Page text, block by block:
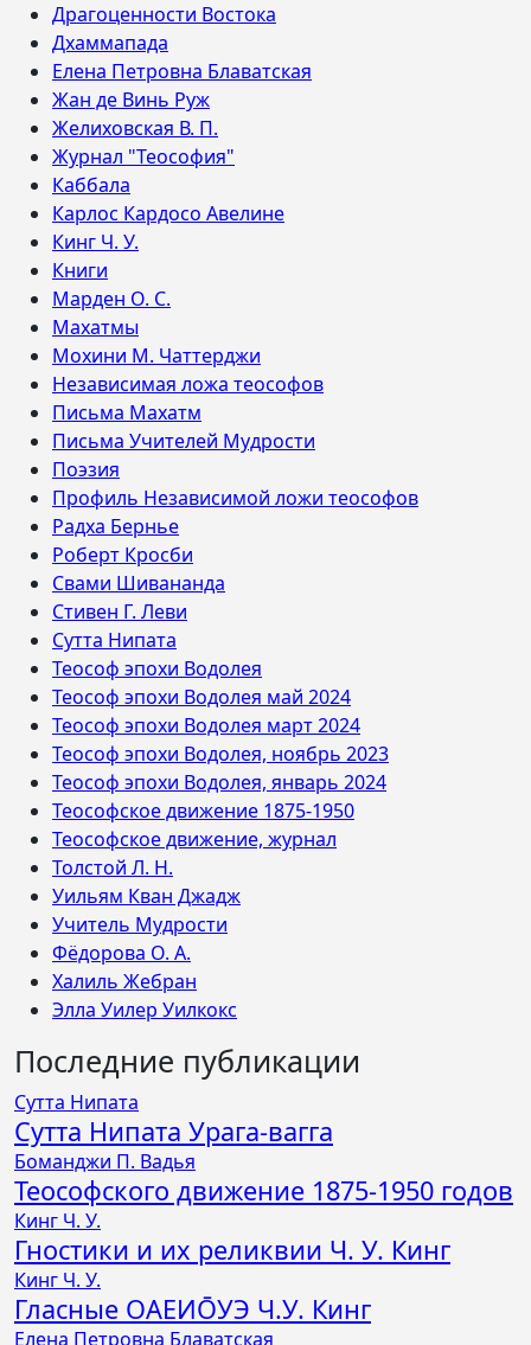
Драгоценности Востока
Дхаммапада
Елена Петровна Блаватская
Жан де Винь Руж
Желиховская В. П.
Журнал "Теософия"
Каббала
Карлос Кардосо Авелине
Кинг Ч. У.
Книги
Марден О. С.
Махатмы
Мохини М. Чаттерджи
Независимая ложа теософов
Письма Махатм
Письма Учителей Мудрости
Поэзия
Профиль Независимой ложи теософов
Радха Бернье
Роберт Кросби
Свами Шивананда
Стивен Г. Леви
Сутта Нипата
Теософ эпохи Водолея
Теософ эпохи Водолея май 2024
Теософ эпохи Водолея март 2024
Теософ эпохи Водолея, ноябрь 2023
Теософ эпохи Водолея, январь 2024
Теософское движение 1875-1950
Теософское движение, журнал
Толстой Л. Н.
Уильям Кван Джадж
Учитель Мудрости
Фёдорова О. А.
Халиль Жебран
Элла Уилер Уилкокс
Последние публикации
Сутта Нипата
Сутта Нипата Урага-вагга
Боманджи П. Вадья
Теософского движение 1875-1950 годов
Кинг Ч. У.
Гностики и их реликвии Ч. У. Кинг
Кинг Ч. У.
Гласные ОАЕИО̄УЭ Ч.У. Кинг
Елена Петровна Блаватская